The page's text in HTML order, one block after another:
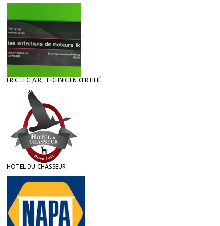
ÉRIC LECLAIR, TECHNICIEN CERTIFIÉ
HOTEL DU CHASSEUR